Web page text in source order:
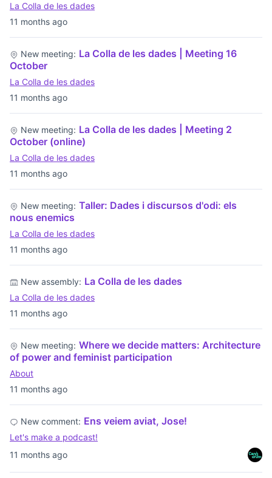
11 months ago
La Colla de les dades
11 months ago
New meeting: La Colla de les dades | Meeting 16
October
La Colla de les dades
11 months ago
New meeting: La Colla de les dades | Meeting 2
October (online)
La Colla de les dades
11 months ago
New meeting: Taller: Dades i discursos d'odi: els
nous enemics
La Colla de les dades
11 months ago
New assembly: La Colla de les dades
La Colla de les dades
11 months ago
New meeting: Where we decide matters: Architecture
of power and feminist participation
About
11 months ago
New comment: Ens veiem aviat, Jose!
Let's make a podcast!